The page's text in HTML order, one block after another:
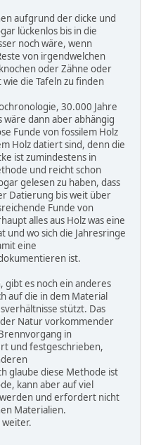
aufgrund der dicke und
lückenlos bis in die
noch wäre, wenn
von irgendwelchen
oder Zähne oder
wie die Tafeln zu finden
30.000 Jahre
wäre dann aber abhängig
Funde von fossilem Holz
Holz datiert sind, denn die
ist zumindestens in
und reicht schon
gelesen zu haben, dass
Datierung bis weit über
Funde von
alles aus Holz was eine
und wo sich die Jahresringe
eine
ist.
gibt es noch ein anderes
auf die in dem Material
stützt. Das
Natur vorkommender
in
und festgeschrieben,
glaube diese Methode ist
kann aber auf viel
und erfordert nicht
Materialien.